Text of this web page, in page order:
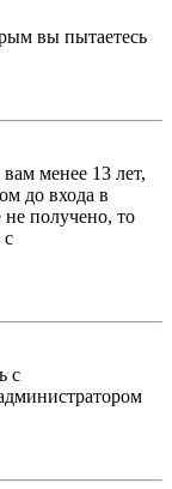
вы пытаетесь
менее 13 лет,
до входа в
получено, то
с
с